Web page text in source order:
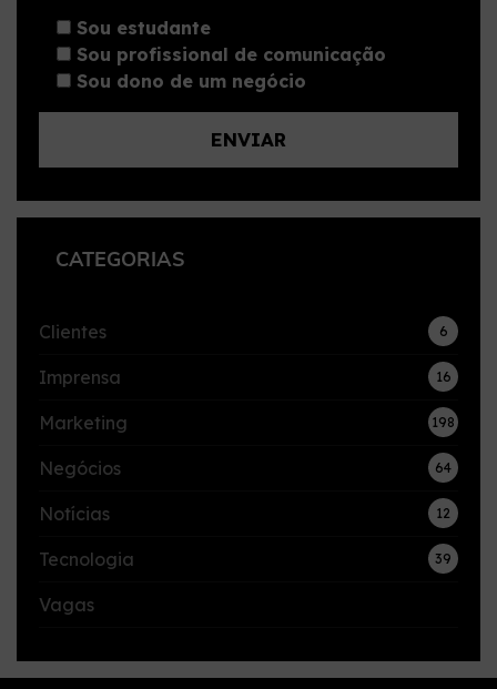
Sou estudante
Sou profissional de comunicação
Sou dono de um negócio
CATEGORIAS
Clientes 6
Imprensa 16
Marketing 198
Negócios 64
Notícias 12
Tecnologia 39
Vagas